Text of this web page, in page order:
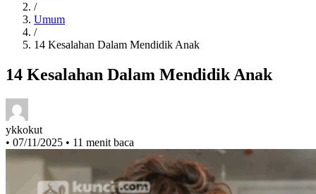
Home
/
Umum
/
ykkokut
• 07/11/2025